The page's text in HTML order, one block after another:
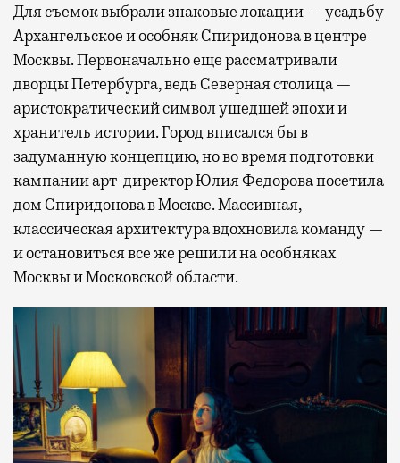
Для съемок выбрали знаковые локации — усадьбу
Архангельское и особняк Спиридонова в центре
Москвы. Первоначально еще рассматривали
дворцы Петербурга, ведь Северная столица —
аристократический символ ушедшей эпохи и
хранитель истории. Город вписался бы в
задуманную концепцию, но во время подготовки
кампании арт-директор Юлия Федорова посетила
дом Спиридонова в Москве. Массивная,
классическая архитектура вдохновила команду —
и остановиться все же решили на особняках
Москвы и Московской области.